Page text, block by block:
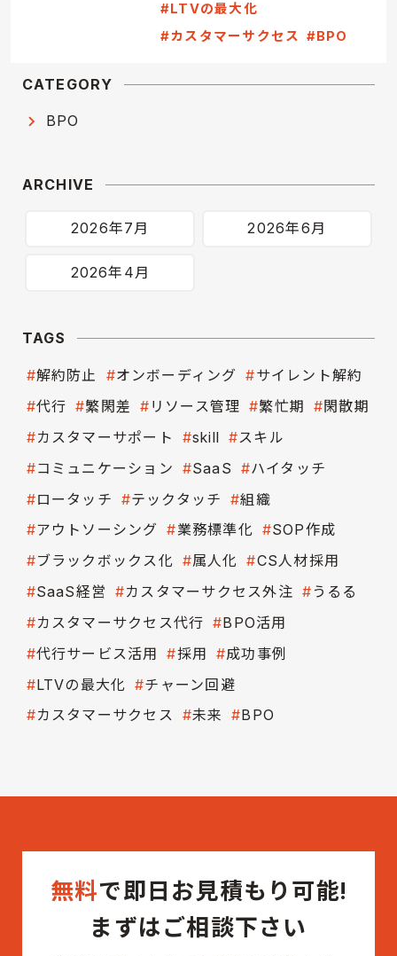
#LTVの最大化
#カスタマーサクセス #BPO
CATEGORY
BPO
ARCHIVE
2026年7月 2026年6月
2026年4月
TAGS
解約防止 オンボーディング
サイレント解約
代行
繁閑差 リソース管理 繁忙期
閑散期
カスタマーサポート
skill
スキル
コミュニケーション
SaaS
ハイタッチ
ロータッチ
テックタッチ
組織
アウトソーシング
業務標準化
SOP作成
ブラックボックス化
属人化
CS人材採用
SaaS経営
カスタマーサクセス外注
うるる
カスタマーサクセス代行
BPO活用
代行サービス活用
採用
成功事例
LTVの最大化
チャーン回避
カスタマーサクセス
未来 BPO
無料で即日お見積もり可能!
まずはご相談下さい